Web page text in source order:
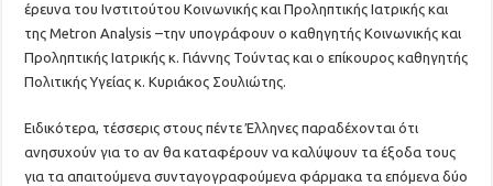
έρευνα του Ινστιτούτου Κοινωνικής και Προληπτικής Ιατρικής και
της Metron Analysis –την υπογράφουν ο καθηγητής Κοινωνικής και
Προληπτικής Ιατρικής κ. Γιάννης Τούντας και ο επίκουρος καθηγητής
Πολιτικής Υγείας κ. Κυριάκος Σουλιώτης.
Ειδικότερα, τέσσερις στους πέντε Έλληνες παραδέχονται ότι
ανησυχούν για το αν θα καταφέρουν να καλύψουν τα έξοδα τους
για τα απαιτούμενα συνταγογραφούμενα φάρμακα τα επόμενα δύο